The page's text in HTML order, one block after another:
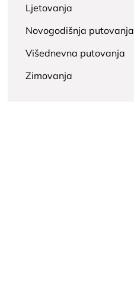
Ljetovanja
Novogodišnja putovanja
Višednevna putovanja
Zimovanja